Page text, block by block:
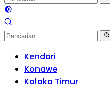
Kendari
Konawe
Kolaka Timur